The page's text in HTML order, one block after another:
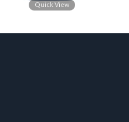
Quick View